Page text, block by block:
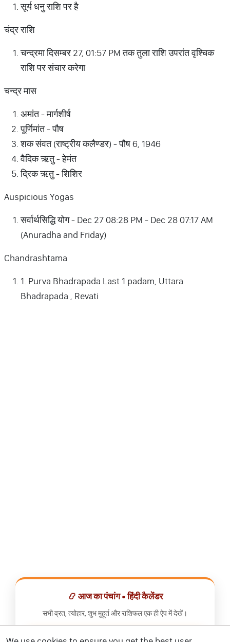
सूर्य धनु राशि पर है
चंद्र राशि
चन्द्रमा दिसम्बर 27, 01:57 PM तक तुला राशि उपरांत वृश्चिक
राशि पर संचार करेगा
चन्द्र मास
अमांत - मार्गशीर्ष
पूर्णिमांत - पौष
शक संवत (राष्ट्रीय कलैण्डर) - पौष 6, 1946
वैदिक ऋतु - हेमंत
द्रिक ऋतु - शिशिर
Auspicious Yogas
सर्वार्थसिद्धि योग - Dec 27 08:28 PM - Dec 28 07:17 AM
(Anuradha and Friday)
Chandrashtama
1. Purva Bhadrapada Last 1 padam, Uttara
Bhadrapada , Revati
📿 आज का पंचांग • हिंदी कैलेंडर
सभी व्रत, त्योहार, शुभ मुहूर्त और राशिफल एक ही ऐप में देखें।